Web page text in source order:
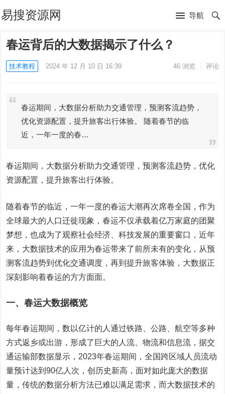
易搜资源网 导航
春运背后的大数据揭示了什么？
技术教程 2024 年 12 月 10 日 16:39 46浏览 评论
春运期间，大数据分析助力交通管理，预测客流趋势，
优化资源配置，提升旅客出行体验。 随着春节的临
近，一年一度的春…
春运期间，大数据分析助力交通管理，预测客流趋势，优化
资源配置，提升旅客出行体验。
随着春节的临近，一年一度的春运大潮再次席卷全国，作为
全球最大的人口迁徙现象，春运不仅承载着亿万家庭的团聚
梦想，也成为了观察社会经济、科技发展的重要窗口，近年
来，大数据技术的应用为春运带来了前所未有的变化，从预
测客流趋势到优化交通调度，再到提升旅客体验，大数据正
深刻影响着春运的方方面面。
一、春运大数据概览
每年春运期间，数以亿计的人通过铁路、公路、航空等多种
方式返乡或出游，形成了巨大的人流、物流和信息流，据交
通运输部数据显示，2023年春运期间，全国跨区域人员流动
量预计达到90亿人次，创历史新高，面对如此庞大的数据
量，传统的数据分析方法已难以满足需求，而大数据技术的